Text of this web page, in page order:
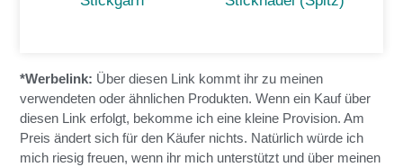
*Werbelink: Über diesen Link kommt ihr zu meinen
verwendeten oder ähnlichen Produkten. Wenn ein Kauf über
diesen Link erfolgt, bekomme ich eine kleine Provision. Am
Preis ändert sich für den Käufer nichts. Natürlich würde ich
mich riesig freuen, wenn ihr mich unterstützt und über meinen